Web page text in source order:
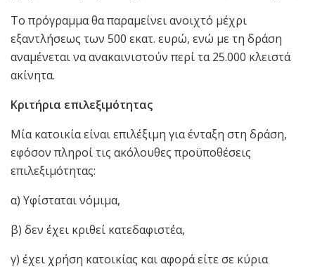
Το πρόγραμμα θα παραμείνει ανοιχτό μέχρι
εξαντλήσεως των 500 εκατ. ευρώ, ενώ με τη δράση
αναμένεται να ανακαινιστούν περί τα 25.000 κλειστά
ακίνητα.
Κριτήρια επιλεξιμότητας
Μία κατοικία είναι επιλέξιμη για ένταξη στη δράση,
εφόσον πληροί τις ακόλουθες προϋποθέσεις
επιλεξιμότητας:
α) Υφίσταται νόμιμα,
β) δεν έχει κριθεί κατεδαφιστέα,
γ) έχει χρήση κατοικίας και αφορά είτε σε κύρια